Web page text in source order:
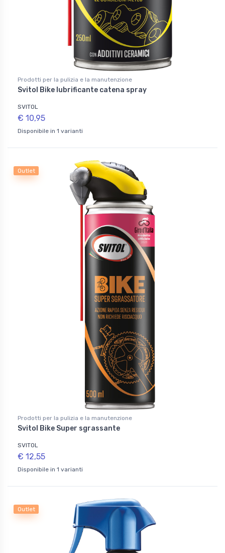
Prodotti per la pulizia e la manutenzione
Svitol Bike lubrificante catena spray
SVITOL
€ 10,95
Disponibile in 1 varianti
Outlet
Prodotti per la pulizia e la manutenzione
Svitol Bike Super sgrassante
SVITOL
€ 12,55
Disponibile in 1 varianti
Outlet